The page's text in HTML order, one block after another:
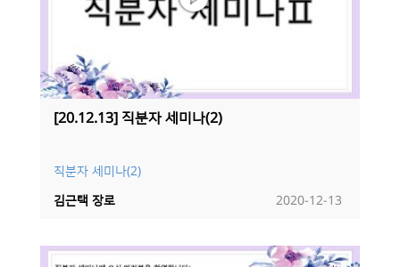
[20.12.13] 직분자 세미나(2)
직분자 세미나(2)
2020-12-13
김근택 장로